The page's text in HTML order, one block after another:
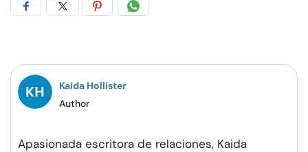
CompartirCompartirCompartirCompartir
Kaida Hollister
Author
Apasionada escritora de relaciones, Kaida